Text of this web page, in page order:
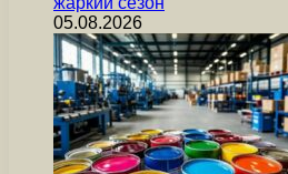
05.08.2026